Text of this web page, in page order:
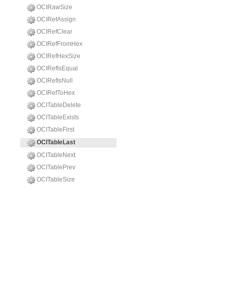
OCIRawSize
OCIRefAssign
OCIRefClear
OCIRefFromHex
OCIRefHexSize
OCIRefIsEqual
OCIRefIsNull
OCIRefToHex
OCITableDelete
OCITableExists
OCITableFirst
OCITableLast
OCITableNext
OCITablePrev
OCITableSize